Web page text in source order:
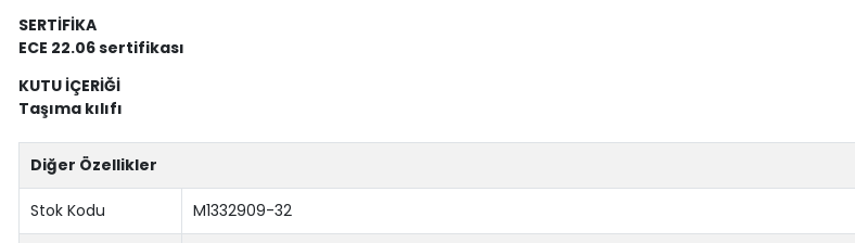
SERTİFİKA
ECE 22.06 sertifikası
KUTU İÇERİĞİ
Taşıma kılıfı
Diğer Özellikler
Stok Kodu M1332909-32